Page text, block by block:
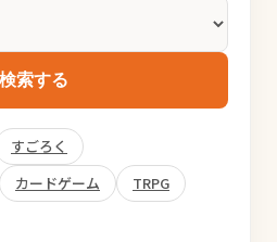
検索する
すごろく
カードゲーム
TRPG